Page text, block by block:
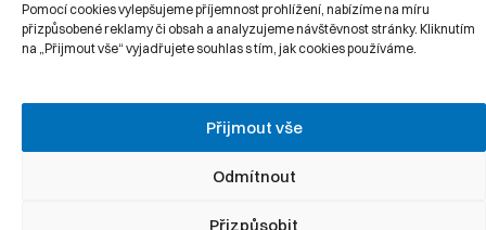
Pomocí cookies vylepšujeme příjemnost prohlížení, nabízíme na míru
přizpůsobené reklamy či obsah a analyzujeme návštěvnost stránky. Kliknutím
na „Přijmout vše“ vyjadřujete souhlas s tím, jak cookies používáme.
Přijmout vše
Odmítnout
Přizpůsobit
Ochrana osobních údajů
Právní prohlášení